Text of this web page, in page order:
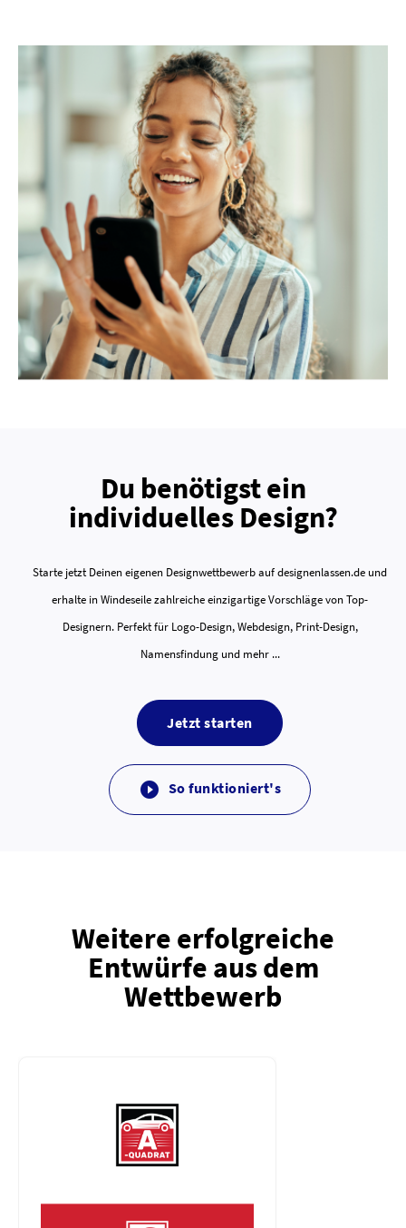
Du benötigst ein
individuelles Design?
Starte jetzt Deinen eigenen Designwettbewerb auf designenlassen.de und
erhalte in Windeseile zahlreiche einzigartige Vorschläge von Top-
Designern. Perfekt für Logo-Design, Webdesign, Print-Design,
Namensfindung und mehr ...
Jetzt starten
 So funktioniert's
Weitere erfolgreiche
Entwürfe aus dem
Wettbewerb